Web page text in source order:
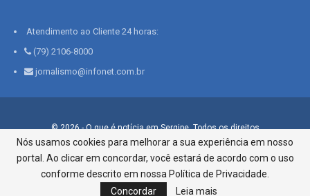
Atendimento ao Cliente 24 horas:
(79) 2106-8000
jornalismo@infonet.com.br
© 2026 - O que é notícia em Sergipe. Todos os direitos
reservados.
Infonet - Rua Monsenhor Silveira 276, Bairro São José |
Aracaju-SE, CEP 49015-030, Fone: 79.2106.8000 - CI Centro de
Informações LTDA
Nós usamos cookies para melhorar a sua experiência em nosso
portal. Ao clicar em concordar, você estará de acordo com o uso
conforme descrito em nossa Política de Privacidade.
Concordar
Leia mais